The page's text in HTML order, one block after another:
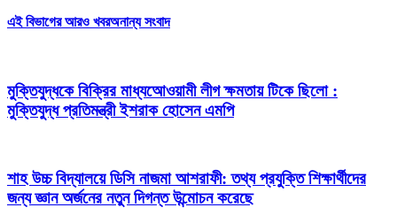
এই বিভাগের আরও খবরঅনান্য সংবাদ
মুক্তিযুদ্ধকে বিক্রির মাধ্যআেওয়ামী লীগ ক্ষমতায় টিকে ছিলো :
মুক্তিযুদ্ধ প্রতিমন্ত্রী ইশরাক হোসেন এমপি
শাহ উচ্চ বিদ্যালয়ে ডিসি নাজমা আশরাফী: তথ্য প্রযুক্তি শিক্ষার্থীদের
জন্য জ্ঞান অর্জনের নতুন দিগন্ত উন্মোচন করেছে